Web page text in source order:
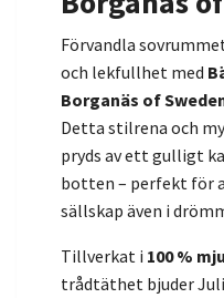
Förvandla
och lekfullhet med
Borganäs of
Detta stilrena och
pryds av ett gulligt
botten – perfekt för
sällskap även i
Tillverkat i 100 %
trådtäthet bjuder